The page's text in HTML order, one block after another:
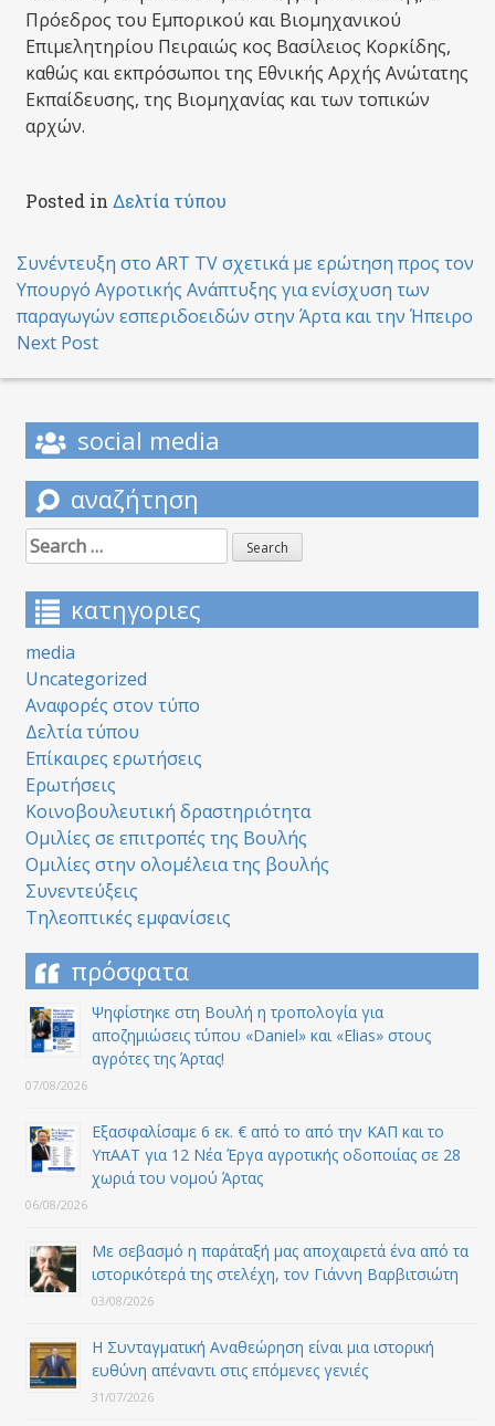
Πρόεδρος του Εμπορικού και Βιομηχανικού
Επιμελητηρίου Πειραιώς κος Βασίλειος Κορκίδης,
καθώς και εκπρόσωποι της Εθνικής Αρχής Ανώτατης
Εκπαίδευσης, της Βιομηχανίας και των τοπικών
αρχών.
Posted in Δελτία τύπου
Post
navigation
Συνέντευξη στο ART TV σχετικά με ερώτηση προς τον
Υπουργό Αγροτικής Ανάπτυξης για ενίσχυση των
παραγωγών εσπεριδοειδών στην Άρτα και την Ήπειρο
Next Post
social media
αναζήτηση
Search
for:
κατηγοριες
media
Uncategorized
Αναφορές στον τύπο
Δελτία τύπου
Επίκαιρες ερωτήσεις
Ερωτήσεις
Κοινοβουλευτική δραστηριότητα
Ομιλίες σε επιτροπές της Βουλής
Ομιλίες στην ολομέλεια της βουλής
Συνεντεύξεις
Τηλεοπτικές εμφανίσεις
πρόσφατα
Ψηφίστηκε στη Βουλή η τροπολογία για
αποζημιώσεις τύπου «Daniel» και «Elias» στους
αγρότες της Άρτας!
07/08/2026
Εξασφαλίσαμε 6 εκ. € από το από την ΚΑΠ και το
ΥπΑΑΤ για 12 Nέα Έργα αγροτικής οδοποιίας σε 28
χωριά του νομού Άρτας
06/08/2026
Με σεβασμό η παράταξή μας αποχαιρετά ένα από τα
ιστορικότερά της στελέχη, τον Γιάννη Βαρβιτσιώτη
03/08/2026
Η Συνταγματική Αναθεώρηση είναι μια ιστορική
ευθύνη απέναντι στις επόμενες γενιές
31/07/2026